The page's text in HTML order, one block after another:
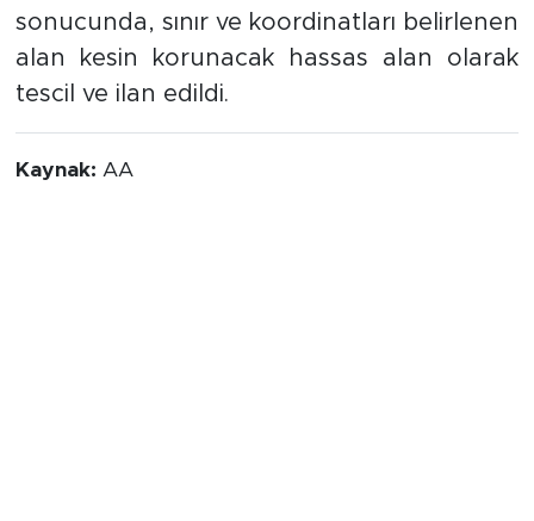
sonucunda, sınır ve koordinatları belirlenen
alan kesin korunacak hassas alan olarak
tescil ve ilan edildi.
Kaynak: AA